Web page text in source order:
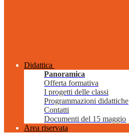
Didattica
Panoramica
Offerta formativa
I progetti delle classi
Programmazioni didattiche
Contatti
Documenti del 15 maggio
Area riservata